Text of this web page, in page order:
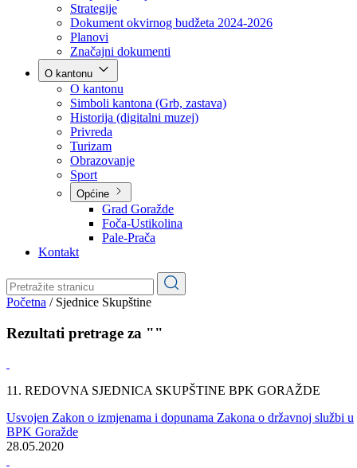
Poslovnik
Program rada Vlade
Ekspoze premijera
Strategije
Dokument okvirnog budžeta 2024-2026
Planovi
Značajni dokumenti
O kantonu
O kantonu
Simboli kantona (Grb, zastava)
Historija (digitalni muzej)
Privreda
Turizam
Obrazovanje
Općine
Pale-Prača
Kontakt
Sjednice Skupštine